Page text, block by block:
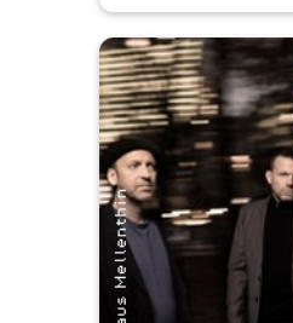
Certain Trigger"
greatest hits